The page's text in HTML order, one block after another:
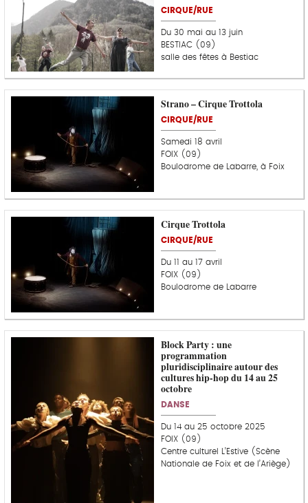
CIRQUE/RUE
Du 30 mai au 13 juin
BESTIAC (09)
salle des fêtes à Bestiac
Strano – Cirque Trottola
CIRQUE/RUE
Samedi 18 avril
FOIX (09)
Boulodrome de Labarre, à Foix
Cirque Trottola
CIRQUE/RUE
Du 11 au 17 avril
FOIX (09)
Boulodrome de Labarre
Block Party : une
programmation
pluridisciplinaire autour des
cultures hip-hop du 14 au 25
octobre
DANSE
Du 14 au 25 octobre 2025
FOIX (09)
Centre culturel L’Estive (Scène
Nationale de Foix et de l’Ariège)